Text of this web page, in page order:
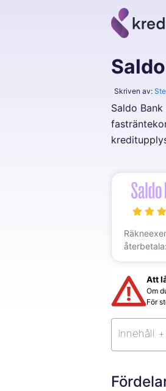
Skriven av:
Saldo
Att
Om
För
Innehåll +